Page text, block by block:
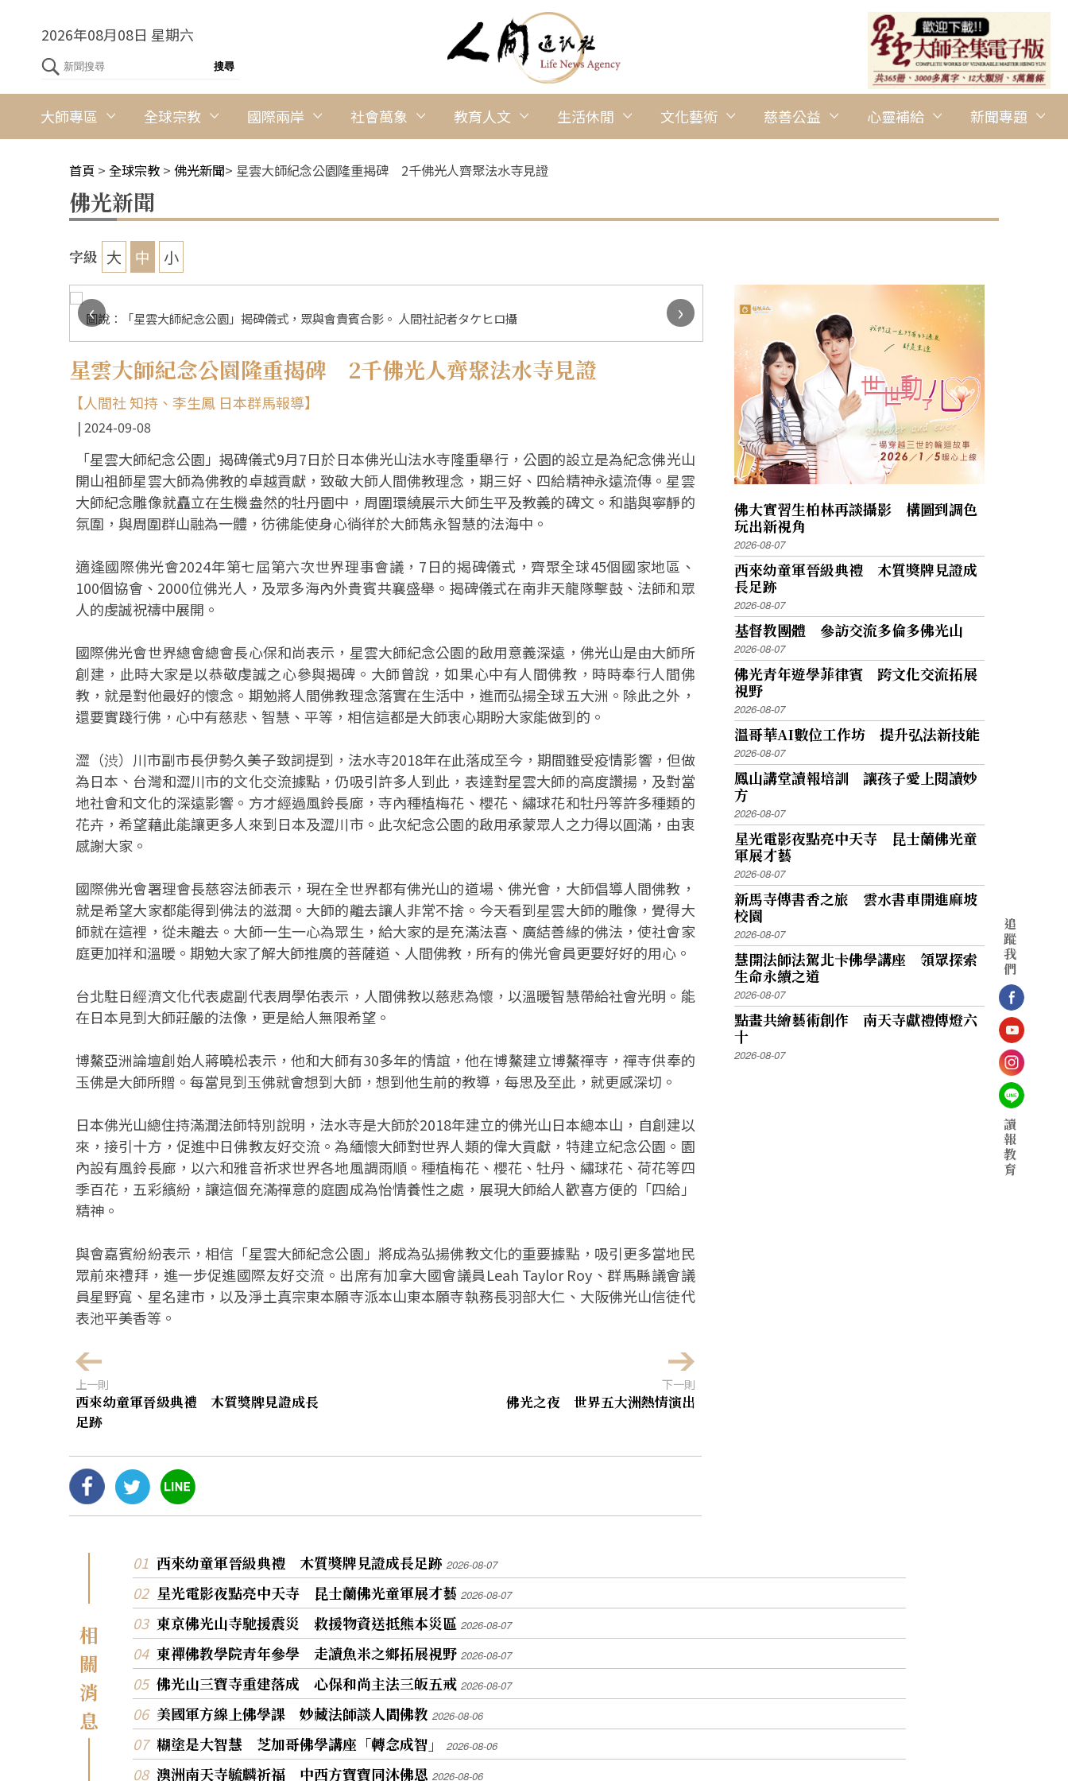
2026年08月08日 星期六
大師專區 全球宗教 國際兩岸 社會萬象 教育人文 生活休閒 文化藝術 慈善公益 心靈補給 新聞專題
首頁 > 全球宗教 > 佛光新聞> 星雲大師紀念公園隆重揭碑 2千佛光人齊聚法水寺見證
佛光新聞
字級 大 中 小
圖說：「星雲大師紀念公園」揭碑儀式，眾與會貴賓合影。 人間社記者タケヒロ攝 圖說：佛光山開山祖師星雲大師紀念雕像揭幕。 人間社記者林家
‹
›
星雲大師紀念公園隆重揭碑 2千佛光人齊聚法水寺見證
【人間社 知持、李生鳳 日本群馬報導】
2024-09-08
「星雲大師紀念公園」揭碑儀式9月7日於日本佛光山法水寺隆重舉行，公園的設立是為紀念佛光山
開山祖師星雲大師為佛教的卓越貢獻，致敬大師人間佛教理念，期三好、四給精神永遠流傳。星雲
大師紀念雕像就矗立在生機盎然的牡丹園中，周圍環繞展示大師生平及教義的碑文。和諧與寧靜的
氛圍，與周圍群山融為一體，彷彿能使身心徜徉於大師雋永智慧的法海中。
適逢國際佛光會2024年第七屆第六次世界理事會議，7日的揭碑儀式，齊聚全球45個國家地區、
100個協會、2000位佛光人，及眾多海內外貴賓共襄盛舉。揭碑儀式在南非天龍隊擊鼓、法師和眾
人的虔誠祝禱中展開。
國際佛光會世界總會總會長心保和尚表示，星雲大師紀念公園的啟用意義深遠，佛光山是由大師所
創建，此時大家是以恭敬虔誠之心參與揭碑。大師曾說，如果心中有人間佛教，時時奉行人間佛
教，就是對他最好的懷念。期勉將人間佛教理念落實在生活中，進而弘揚全球五大洲。除此之外，
還要實踐行佛，心中有慈悲、智慧、平等，相信這都是大師衷心期盼大家能做到的。
澀（渋）川市副市長伊勢久美子致詞提到，法水寺2018年在此落成至今，期間雖受疫情影響，但做
為日本、台灣和澀川市的文化交流據點，仍吸引許多人到此，表達對星雲大師的高度讚揚，及對當
地社會和文化的深遠影響。方才經過風鈴長廊，寺內種植梅花、櫻花、繡球花和牡丹等許多種類的
花卉，希望藉此能讓更多人來到日本及澀川市。此次紀念公園的啟用承蒙眾人之力得以圓滿，由衷
感謝大家。
國際佛光會署理會長慈容法師表示，現在全世界都有佛光山的道場、佛光會，大師倡導人間佛教，
就是希望大家都能得到佛法的滋潤。大師的離去讓人非常不捨。今天看到星雲大師的雕像，覺得大
師就在這裡，從未離去。大師一生一心為眾生，給大家的是充滿法喜、廣結善緣的佛法，使社會家
庭更加祥和溫暖。期勉大家了解大師推廣的菩薩道、人間佛教，所有的佛光會員更要好好的用心。
台北駐日經濟文化代表處副代表周學佑表示，人間佛教以慈悲為懷，以溫暖智慧帶給社會光明。能
在日本見到大師莊嚴的法像，更是給人無限希望。
博鰲亞洲論壇創始人蔣曉松表示，他和大師有30多年的情誼，他在博鰲建立博鰲禪寺，禪寺供奉的
玉佛是大師所贈。每當見到玉佛就會想到大師，想到他生前的教導，每思及至此，就更感深切。
日本佛光山總住持滿潤法師特別說明，法水寺是大師於2018年建立的佛光山日本總本山，自創建以
來，接引十方，促進中日佛教友好交流。為緬懷大師對世界人類的偉大貢獻，特建立紀念公園。園
內設有風鈴長廊，以六和雅音祈求世界各地風調雨順。種植梅花、櫻花、牡丹、繡球花、荷花等四
季百花，五彩繽紛，讓這個充滿禪意的庭園成為怡情養性之處，展現大師給人歡喜方便的「四給」
精神。
與會嘉賓紛紛表示，相信「星雲大師紀念公園」將成為弘揚佛教文化的重要據點，吸引更多當地民
眾前來禮拜，進一步促進國際友好交流。出席有加拿大國會議員Leah Taylor Roy、群馬縣議會議
員星野寬、星名建市，以及淨土真宗東本願寺派本山東本願寺執務長羽部大仁、大阪佛光山信徒代
表池平美香等。
上一則
西來幼童軍晉級典禮 木質獎牌見證成長
足跡
下一則
佛光之夜 世界五大洲熱情演出
佛大實習生柏林再談攝影 構圖到調色
玩出新視角
2026-08-07
西來幼童軍晉級典禮 木質獎牌見證成
長足跡
2026-08-07
基督教團體 參訪交流多倫多佛光山
2026-08-07
佛光青年遊學菲律賓 跨文化交流拓展
視野
2026-08-07
溫哥華AI數位工作坊 提升弘法新技能
2026-08-07
鳳山講堂讀報培訓 讓孩子愛上閱讀妙
方
2026-08-07
星光電影夜點亮中天寺 昆士蘭佛光童
軍展才藝
2026-08-07
新馬寺傳書香之旅 雲水書車開進麻坡
校園
2026-08-07
慧開法師法駕北卡佛學講座 領眾探索
生命永續之道
2026-08-07
點畫共繪藝術創作 南天寺獻禮傳燈六
十
2026-08-07
相
關
消
息
西來幼童軍晉級典禮 木質獎牌見證成長足跡 2026-08-07
星光電影夜點亮中天寺 昆士蘭佛光童軍展才藝 2026-08-07
東京佛光山寺馳援震災 救援物資送抵熊本災區 2026-08-07
東禪佛教學院青年參學 走讀魚米之鄉拓展視野 2026-08-07
佛光山三寶寺重建落成 心保和尚主法三皈五戒 2026-08-07
美國軍方線上佛學課 妙藏法師談人間佛教 2026-08-06
糊塗是大智慧 芝加哥佛學講座「轉念成智」 2026-08-06
澳洲南天寺毓麟祈福 中西方寶寶同沐佛恩 2026-08-06
追
蹤
我
們
讀
報
教
育